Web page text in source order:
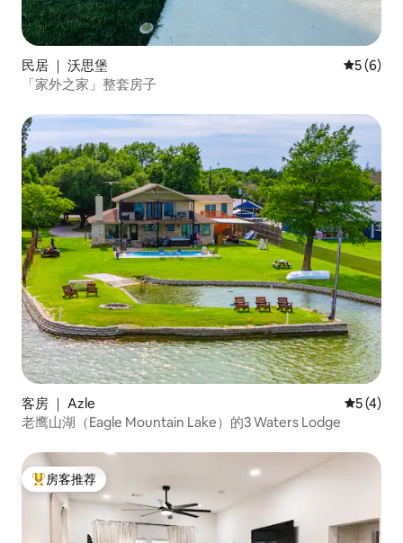
民居 ｜ 沃思堡 平均评分
5 (6)
「家外之家」整套房子
客房 ｜ Azle 平均评分
5 (4)
老鹰山湖（Eagle Mountain Lake）的3 Waters Lodge
热门「房客推荐」
房客推荐